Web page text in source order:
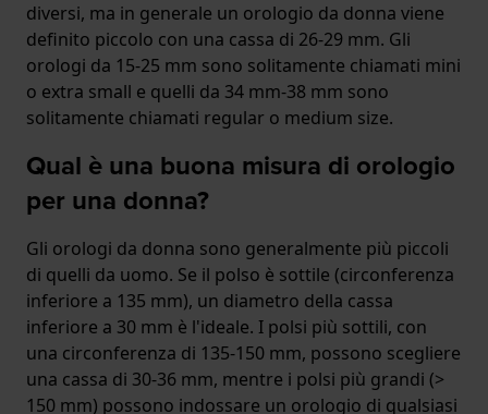
diversi, ma in generale un orologio da donna viene
definito piccolo con una cassa di 26-29 mm. Gli
orologi da 15-25 mm sono solitamente chiamati mini
o extra small e quelli da 34 mm-38 mm sono
solitamente chiamati regular o medium size.
Qual è una buona misura di orologio
per una donna?
Gli orologi da donna sono generalmente più piccoli
di quelli da uomo. Se il polso è sottile (circonferenza
inferiore a 135 mm), un diametro della cassa
inferiore a 30 mm è l'ideale. I polsi più sottili, con
una circonferenza di 135-150 mm, possono scegliere
una cassa di 30-36 mm, mentre i polsi più grandi (>
150 mm) possono indossare un orologio di qualsiasi